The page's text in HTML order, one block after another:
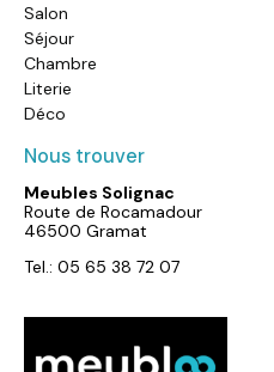
Salon
Séjour
Chambre
Literie
Déco
Nous trouver
Meubles Solignac
Route de Rocamadour
46500 Gramat
Tel.: 05 65 38 72 07